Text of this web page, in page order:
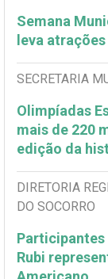
Semana
leva
SECRETARIA
Olimpíadas
mais de 220
edição da
DIRETORIA
DO SOCORRO
Participantes
Rubi